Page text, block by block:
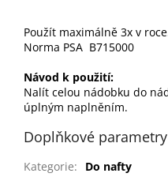
Použít maximálně 3x v
Norma PSA B715000
Návod k použití:
Nalít celou nádobku do
úplným naplněním.
Doplňkové parametry
Kategorie:
Do nafty